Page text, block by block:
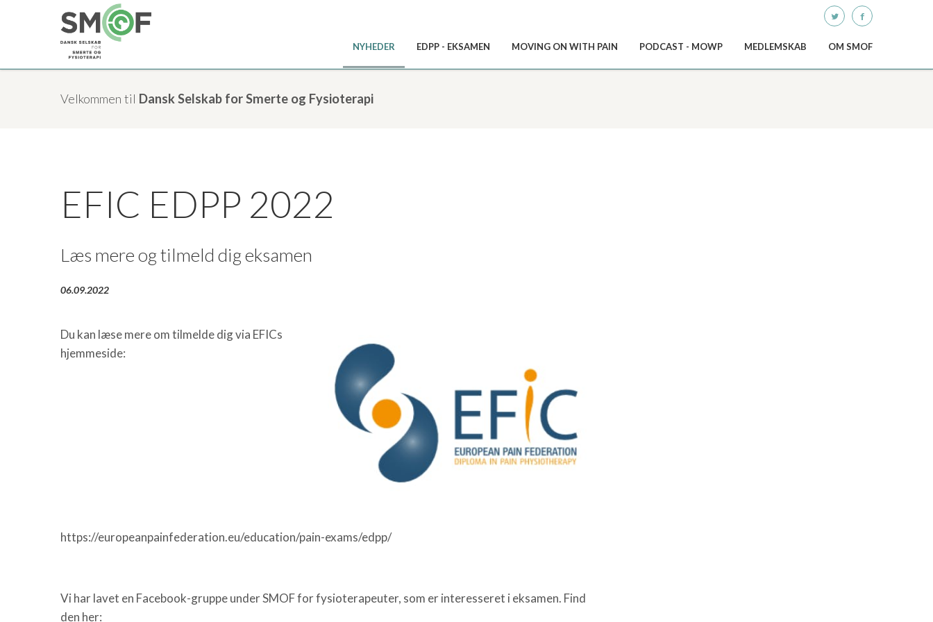
NYHEDER EDPP - EKSAMEN MOVING ON WITH PAIN PODCAST - MOWP MEDLEMSKAB OM SMOF
Q
E
Velkommen til Dansk Selskab for Smerte og Fysioterapi
EFIC EDPP 2022
Læs mere og tilmeld dig eksamen
06.09.2022
Du kan læse mere om tilmelde dig via EFICs
hjemmeside:
https://europeanpainfederation.eu/education/pain-exams/edpp/
Vi har lavet en Facebook-gruppe under SMOF for fysioterapeuter, som er interesseret i eksamen. Find
den her: